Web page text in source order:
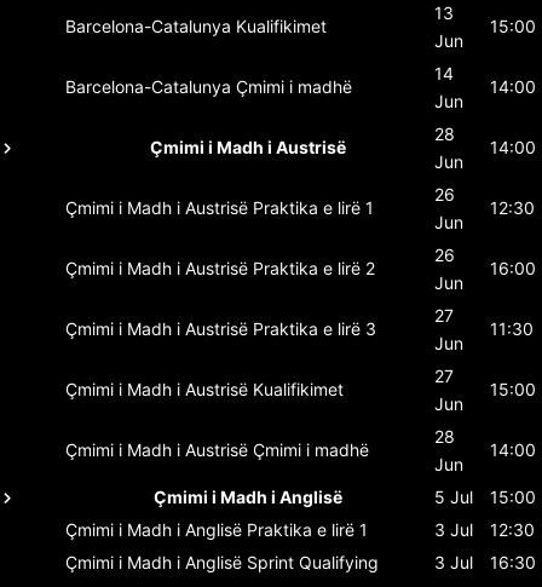
Barcelona-Catalunya Kualifikimet
13
Jun
15:00
Barcelona-Catalunya Çmimi i madhë
14
Jun
14:00
Çmimi i Madh i Austrisë
28
Jun
14:00
Çmimi i Madh i Austrisë Praktika e lirë 1
26
Jun
12:30
Çmimi i Madh i Austrisë Praktika e lirë 2
26
Jun
16:00
Çmimi i Madh i Austrisë Praktika e lirë 3
27
Jun
11:30
Çmimi i Madh i Austrisë Kualifikimet
27
Jun
15:00
Çmimi i Madh i Austrisë Çmimi i madhë
28
Jun
14:00
Çmimi i Madh i Anglisë 5 Jul
15:00
Çmimi i Madh i Anglisë Praktika e lirë 1 3 Jul
12:30
Çmimi i Madh i Anglisë Sprint Qualifying 3 Jul
16:30